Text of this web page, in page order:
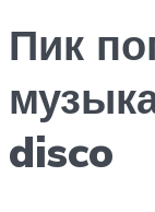
Пик
disco